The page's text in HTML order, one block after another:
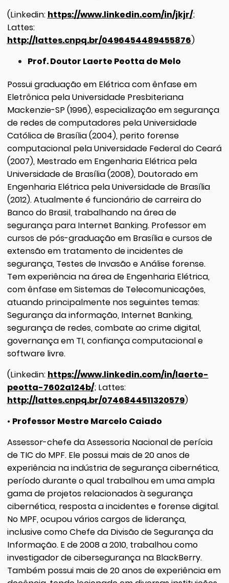
(Linkedin: https://www.linkedin.com/in/jkjr/;
Lattes:
http://lattes.cnpq.br/0496454489455876)
Prof. Doutor Laerte Peotta de Melo
Possui graduação em Elétrica com ênfase em
Eletrônica pela Universidade Presbiteriana
Mackenzie-SP (1996), especialização em segurança
de redes de computadores pela Universidade
Católica de Brasília (2004), perito forense
computacional pela Universidade Federal do Ceará
(2007), Mestrado em Engenharia Elétrica pela
Universidade de Brasília (2008), Doutorado em
Engenharia Elétrica pela Universidade de Brasília
(2012). Atualmente é funcionário de carreira do
Banco do Brasil, trabalhando na área de
segurança para Internet Banking. Professor em
cursos de pós-graduação em Brasília e cursos de
extensão em tratamento de incidentes de
segurança, Testes de Invasão e Análise forense.
Tem experiência na área de Engenharia Elétrica,
com ênfase em Sistemas de Telecomunicações,
atuando principalmente nos seguintes temas:
Segurança da informação, Internet Banking,
segurança de redes, combate ao crime digital,
governança em TI, confiança computacional e
software livre.
(Linkedin: https://www.linkedin.com/in/laerte-
peotta-7602a124b/; Lattes:
http://lattes.cnpq.br/0746844511320579)
• Professor Mestre Marcelo Caiado
Assessor-chefe da Assessoria Nacional de perícia
de TIC do MPF. Ele possui mais de 20 anos de
experiência na indústria de segurança cibernética,
período durante o qual trabalhou em uma ampla
gama de projetos relacionados à segurança
cibernética, resposta a incidentes e forense digital.
No MPF, ocupou vários cargos de liderança,
inclusive como Chefe da Divisão de Segurança da
Informação. E de 2008 a 2010, trabalhou como
investigador de cibersegurança na BlackBerry.
Também possui mais de 20 anos de experiência em